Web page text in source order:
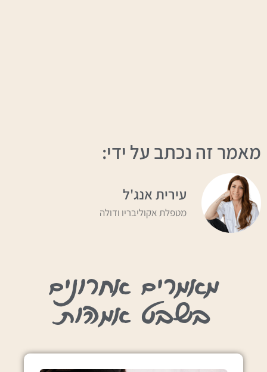
מאמר זה נכתב על ידי:
עירית אנג'ל
מטפלת אקוליבריו ודולה
מאמרים אחרונים
בשבט אמהות